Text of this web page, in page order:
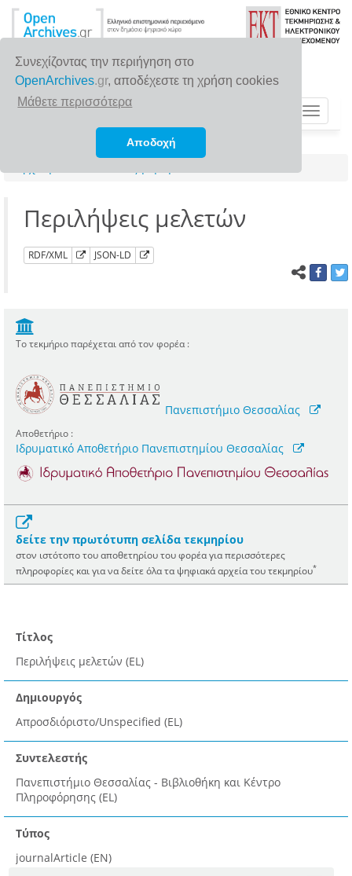
Συνεχίζοντας την περιήγηση στο
OpenArchives.gr, αποδέχεστε τη χρήση cookies
Μάθετε περισσότερα
Αποδοχή
Toggle
Περιλήψεις μελετών
RDF/XML JSON-LD
Το τεκμήριο παρέχεται από τον φορέα :
Πανεπιστήμιο Θεσσαλίας
Αποθετήριο :
Ιδρυματικό Αποθετήριο Πανεπιστημίου Θεσσαλίας
δείτε την πρωτότυπη σελίδα τεκμηρίου
στον ιστότοπο του αποθετηρίου του φορέα για περισσότερες
πληροφορίες και για να δείτε όλα τα ψηφιακά αρχεία του τεκμηρίου*
Τίτλος
Περιλήψεις μελετών (EL)
Δημιουργός
Απροσδιόριστο/Unspecified (EL)
Συντελεστής
Πανεπιστήμιο Θεσσαλίας - Βιβλιοθήκη και Κέντρο
Πληροφόρησης (EL)
Τύπος
journalArticle (EN)